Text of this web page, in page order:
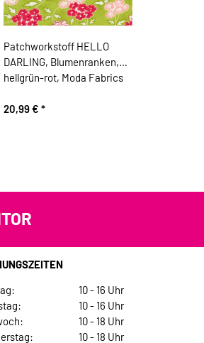
Patchworkstoff HELLO
DARLING, Blumenranken,
hellgrün-rot, Moda Fabrics
20,99 € *
10 - 16 Uhr
10 - 16 Uhr
10 - 18 Uhr
10 - 18 Uhr